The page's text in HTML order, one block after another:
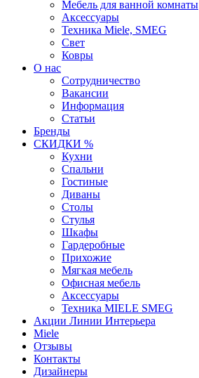
Мебель для ванной комнаты
Аксессуары
Техника Miele, SMEG
Свет
Ковры
О нас
Сотрудничество
Вакансии
Информация
Статьи
Бренды
СКИДКИ %
Кухни
Спальни
Гостиные
Диваны
Столы
Стулья
Шкафы
Гардеробные
Прихожие
Мягкая мебель
Офисная мебель
Аксессуары
Техника MIELE SMEG
Акции Линии Интерьера
Miele
Отзывы
Контакты
Дизайнеры